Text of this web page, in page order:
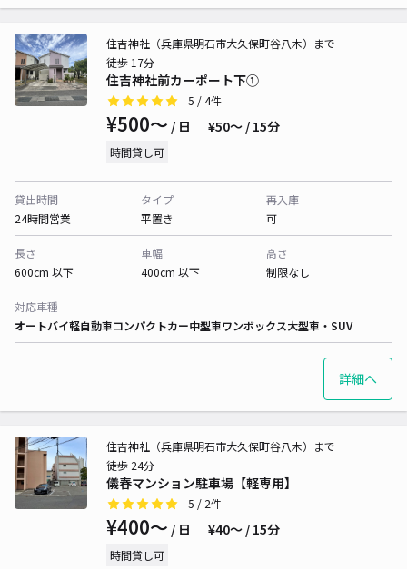
住吉神社前カーポート下①
住吉神社（兵庫県明石市大久保町谷八木）まで
徒歩 17分
5 / 4件
¥500〜 / 日 ¥50〜 / 15分
時間貸し可
貸出時間
24時間営業
タイプ
平置き
再入庫
可
長さ
600cm 以下
車幅
400cm 以下
高さ
制限なし
対応車種
オートバイ軽自動車コンパクトカー中型車ワンボックス大型車・SUV
詳細へ
儀春マンション駐車場【軽専用】
住吉神社（兵庫県明石市大久保町谷八木）まで
徒歩 24分
5 / 2件
¥400〜 / 日 ¥40〜 / 15分
時間貸し可